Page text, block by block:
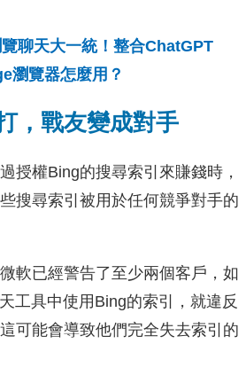
聊天大一統！整合ChatGPT
瀏覽器怎麼用？
，戰友變成對手
授權Bing的搜尋索引來賺錢時，
搜尋索引被用於任何競爭對手的
軟已經警告了至少兩個客戶，如
工具中使用Bing的索引，就違反
可能會導致他們完全失去索引的